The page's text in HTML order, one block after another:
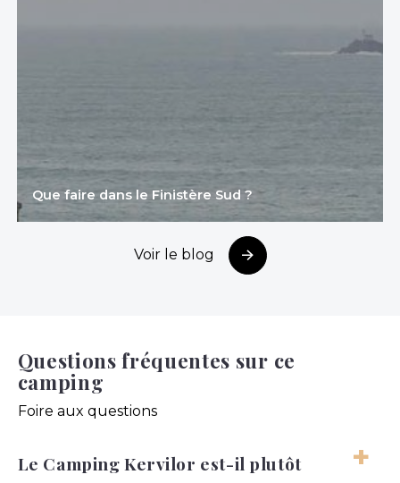
Que faire dans le Finistère Sud ?
Voir le blog
Questions fréquentes sur ce
camping
Foire aux questions
Le Camping Kervilor est-il plutôt